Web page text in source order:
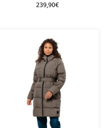
239,90€